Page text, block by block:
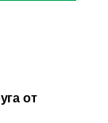
от